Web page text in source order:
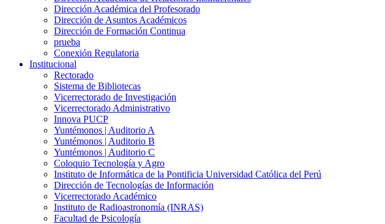
Dirección Académica del Profesorado
Dirección de Asuntos Académicos
Dirección de Formación Continua
prueba
Conexión Regulatoria
Institucional
Rectorado
Sistema de Bibliotecas
Vicerrectorado de Investigación
Vicerrectorado Administrativo
Innova PUCP
Yuntémonos | Auditorio A
Yuntémonos | Auditorio B
Yuntémonos | Auditorio C
Coloquio Tecnología y Agro
Instituto de Informática de la Pontificia Universidad Católica del Perú
Dirección de Tecnologías de Información
Vicerrectorado Académico
Instituto de Radioastronomía (INRAS)
Facultad de Psicología